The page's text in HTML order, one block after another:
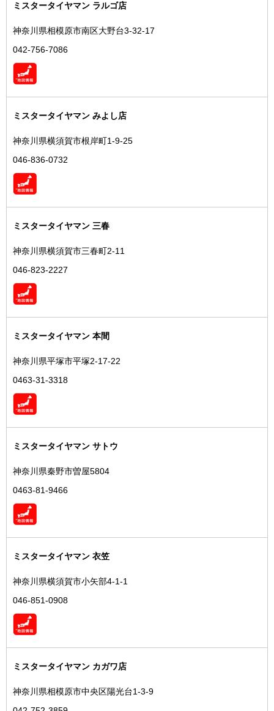
ミスタータイヤマン ラルゴ店
神奈川県相模原市南区大野台3-32-17
042-756-7086
ミスタータイヤマン みよし店
神奈川県横須賀市根岸町1-9-25
046-836-0732
ミスタータイヤマン 三春
神奈川県横須賀市三春町2-11
046-823-2227
ミスタータイヤマン 本間
神奈川県平塚市平塚2-17-22
0463-31-3318
ミスタータイヤマン サトウ
神奈川県秦野市曽屋5804
0463-81-9466
ミスタータイヤマン 衣笠
神奈川県横須賀市小矢部4-1-1
046-851-0908
ミスタータイヤマン カガワ店
神奈川県相模原市中央区陽光台1-3-9